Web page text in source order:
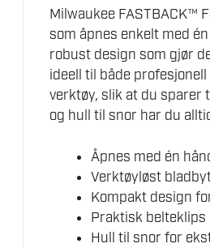
Milwaukee FASTBACK™
som åpnes enkelt med
robust design som gjør
ideell til både
verktøy, slik at du sparer
og hull til snor har du
Åpnes med én
Verktøyløst
Kompakt design
Praktisk belteklips
Hull til snor for